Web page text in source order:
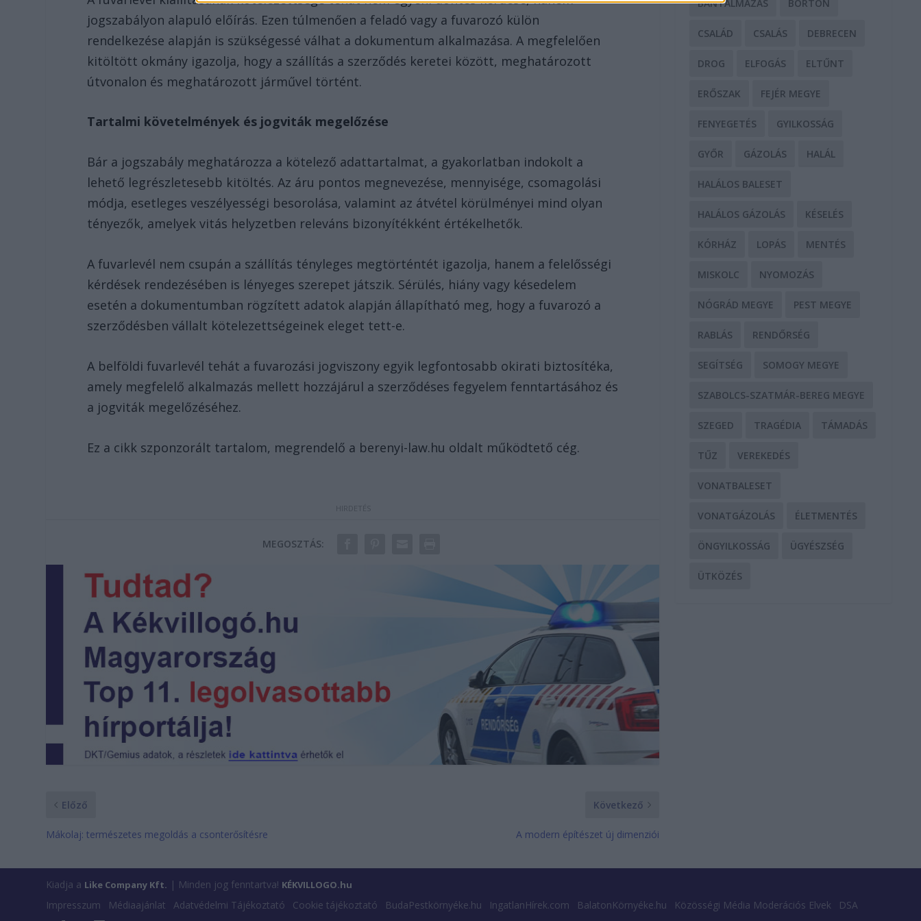
jogszabályon alapuló előírás. Ezen túlmenően a feladó vagy a fuvarozó külön
rendelkezése alapján is szükségessé válhat a dokumentum alkalmazása. A megfelelően
kitöltött okmány igazolja, hogy a szállítás a szerződés keretei között, meghatározott
útvonalon és meghatározott járművel történt.
Tartalmi követelmények és jogviták megelőzése
Bár a jogszabály meghatározza a kötelező adattartalmat, a gyakorlatban indokolt a
lehető legrészletesebb kitöltés. Az áru pontos megnevezése, mennyisége, csomagolási
módja, esetleges veszélyességi besorolása, valamint az átvétel körülményei mind olyan
tényezők, amelyek vitás helyzetben releváns bizonyítékként értékelhetők.
A fuvarlevél nem csupán a szállítás tényleges megtörténtét igazolja, hanem a felelősségi
kérdések rendezésében is lényeges szerepet játszik. Sérülés, hiány vagy késedelem
esetén a dokumentumban rögzített adatok alapján állapítható meg, hogy a fuvarozó a
szerződésben vállalt kötelezettségeinek eleget tett-e.
A belföldi fuvarlevél tehát a fuvarozási jogviszony egyik legfontosabb okirati biztosítéka,
amely megfelelő alkalmazás mellett hozzájárul a szerződéses fegyelem fenntartásához és
a jogviták megelőzéséhez.
Ez a cikk szponzorált tartalom, megrendelő a berenyi-law.hu oldalt működtető cég.
MEGOSZTÁS:
Előző
Mákolaj: természetes megoldás a csonterősítésre
Következő
A modern építészet új dimenziói
BÁNTALMAZÁS BÖRTÖN
CSALÁD CSALÁS DEBRECEN
DROG ELFOGÁS ELTŰNT
ERŐSZAK FEJÉR MEGYE
FENYEGETÉS GYILKOSSÁG
GYŐR GÁZOLÁS HALÁL
HALÁLOS BALESET
HALÁLOS GÁZOLÁS KÉSELÉS
KÓRHÁZ LOPÁS MENTÉS
MISKOLC NYOMOZÁS
NÓGRÁD MEGYE PEST MEGYE
RABLÁS RENDŐRSÉG
SEGÍTSÉG SOMOGY MEGYE
SZABOLCS-SZATMÁR-BEREG MEGYE
SZEGED TRAGÉDIA TÁMADÁS
TŰZ VEREKEDÉS
VONATBALESET
VONATGÁZOLÁS ÉLETMENTÉS
ÖNGYILKOSSÁG ÜGYÉSZSÉG
ÜTKÖZÉS
Kiadja a Like Company Kft. | Minden jog fenntartva! KÉKVILLOGO.hu
Impresszum Médiaajánlat Adatvédelmi Tájékoztató Cookie tájékoztató BudaPestkörnyéke.hu IngatlanHírek.com BalatonKörnyéke.hu Közösségi Média Moderációs Elvek DSA